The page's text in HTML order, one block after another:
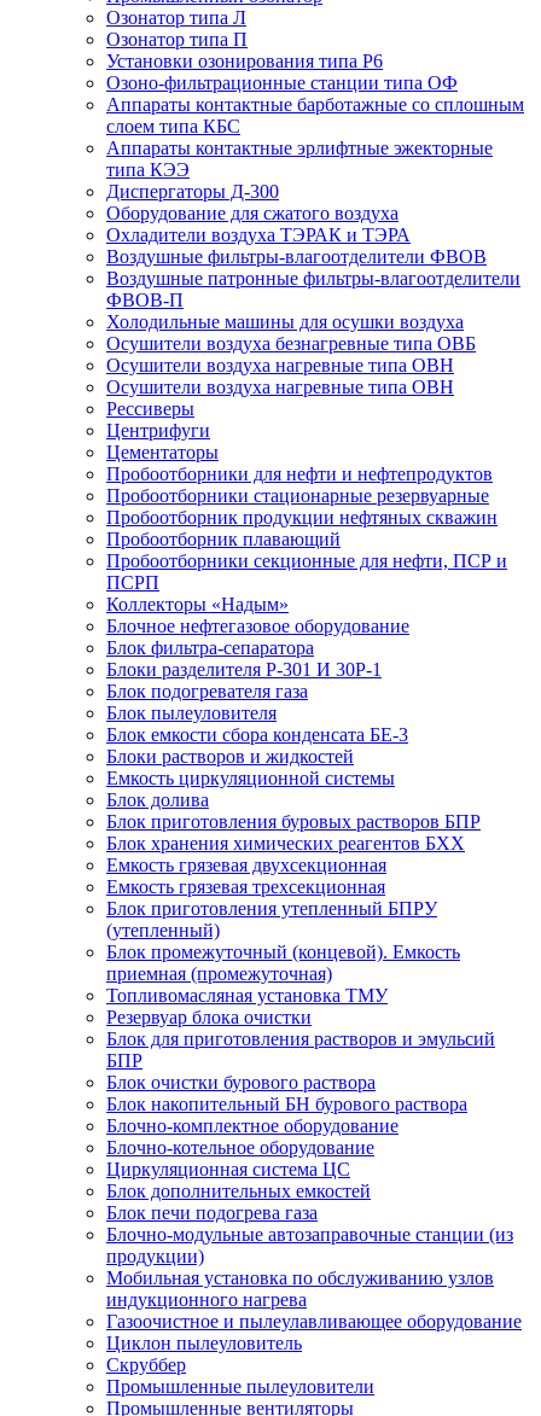
Озонатор типа Л
Озонатор типа П
Установки озонирования типа Р6
Озоно-фильтрационные станции типа ОФ
Аппараты контактные барботажные со сплошным
слоем типа КБС
Аппараты контактные эрлифтные эжекторные
типа КЭЭ
Диспергаторы Д-300
Оборудование для сжатого воздуха
Охладители воздуха ТЭРАК и ТЭРА
Воздушные фильтры-влагоотделители ФВОВ
Воздушные патронные фильтры-влагоотделители
ФВОВ-П
Холодильные машины для осушки воздуха
Осушители воздуха безнагревные типа ОВБ
Осушители воздуха нагревные типа ОВН
Осушители воздуха нагревные типа ОВН
Рессиверы
Центрифуги
Цементаторы
Пробоотборники для нефти и нефтепродуктов
Пробоотборники стационарные резервуарные
Пробоотборник продукции нефтяных скважин
Пробоотборник плавающий
Пробоотборники секционные для нефти, ПСР и
ПСРП
Коллекторы «Надым»
Блочное нефтегазовое оборудование
Блок фильтра-сепаратора
Блоки разделителя Р-301 И 30Р-1
Блок подогревателя газа
Блок пылеуловителя
Блок емкости сбора конденсата БЕ-3
Блоки растворов и жидкостей
Емкость циркуляционной системы
Блок долива
Блок приготовления буровых растворов БПР
Блок хранения химических реагентов БХХ
Емкость грязевая двухсекционная
Емкость грязевая трехсекционная
Блок приготовления утепленный БПРУ
(утепленный)
Блок промежуточный (концевой). Емкость
приемная (промежуточная)
Топливомасляная установка ТМУ
Резервуар блока очистки
Блок для приготовления растворов и эмульсий
БПР
Блок очистки бурового раствора
Блок накопительный БН бурового раствора
Блочно-комплектное оборудование
Блочно-котельное оборудование
Циркуляционная система ЦС
Блок дополнительных емкостей
Блок печи подогрева газа
Блочно-модульные автозаправочные станции (из
продукции)
Мобильная установка по обслуживанию узлов
индукционного нагрева
Газоочистное и пылеулавливающее оборудование
Циклон пылеуловитель
Скруббер
Промышленные пылеуловители
Промышленные вентиляторы